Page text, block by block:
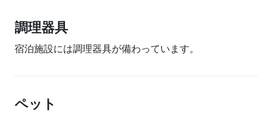
調理器具
宿泊施設には調理器具が備わっています。
ペット